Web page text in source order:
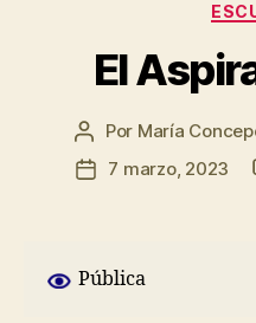
El
Autor
de
la
Por María
Fecha7 marzo, 2023
Pública